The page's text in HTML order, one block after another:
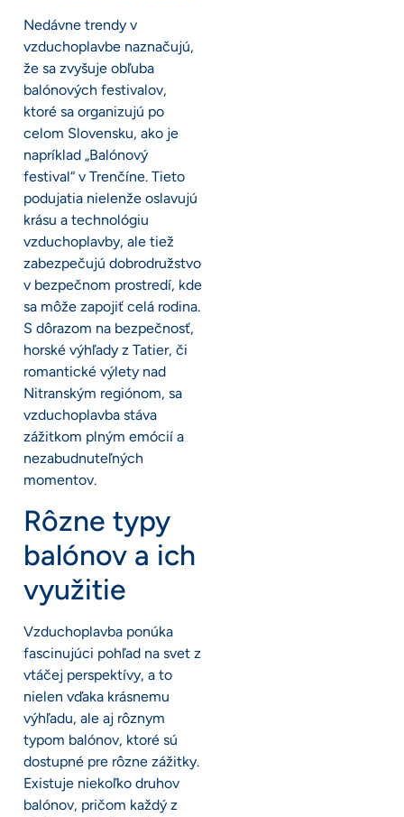
Nedávne trendy v
vzduchoplavbe naznačujú,
že sa zvyšuje obľuba
balónových festivalov,
ktoré sa organizujú po
celom Slovensku, ako je
napríklad „Balónový
festival“ v Trenčíne. Tieto
podujatia nielenže oslavujú
krásu a technológiu
vzduchoplavby, ale tiež
zabezpečujú dobrodružstvo
v bezpečnom prostredí, kde
sa môže zapojiť celá rodina.
S dôrazom na bezpečnosť,
horské výhľady z Tatier, či
romantické výlety nad
Nitranským regiónom, sa
vzduchoplavba stáva
zážitkom plným emócií a
nezabudnuteľných
momentov.
Rôzne typy
balónov a ich
využitie
Vzduchoplavba ponúka
fascinujúci pohľad na svet z
vtáčej perspektívy, a to
nielen vďaka krásnemu
výhľadu, ale aj rôznym
typom balónov, ktoré sú
dostupné pre rôzne zážitky.
Existuje niekoľko druhov
balónov, pričom každý z